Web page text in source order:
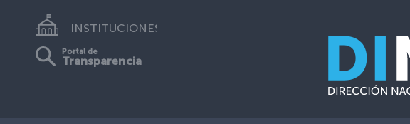
INSTITUCIONES
Portal de
Transparencia